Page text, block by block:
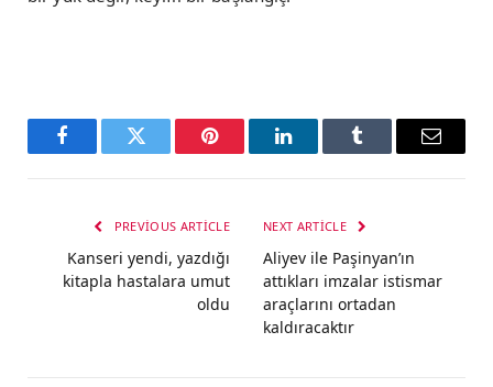
FacebookTwitter Pinterest LinkedInTumblr Email
PREVIOUS ARTICLE
Kanseri yendi, yazdığı
kitapla hastalara umut
oldu
NEXT ARTICLE
Aliyev ile Paşinyan’ın
attıkları imzalar istismar
araçlarını ortadan
kaldıracaktır